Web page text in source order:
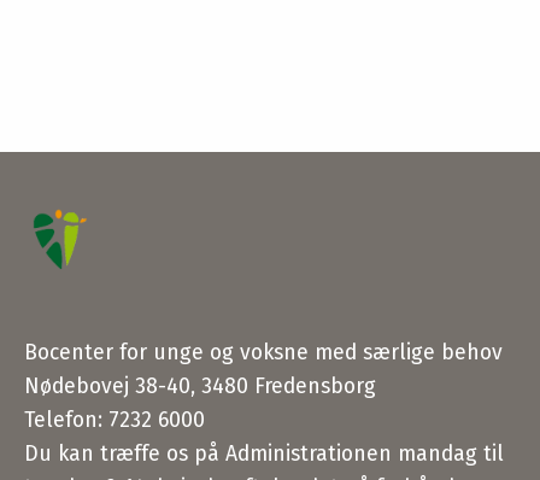
Bocenter for unge og voksne med særlige behov
Nødebovej 38-40, 3480 Fredensborg
Telefon: 7232 6000
Du kan træffe os på Administrationen mandag til